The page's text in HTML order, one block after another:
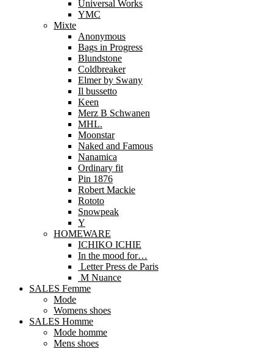
Universal Works
YMC
Mixte
Anonymous
Bags in Progress
Blundstone
Coldbreaker
Elmer by Swany
Il bussetto
Keen
Merz B Schwanen
MHL.
Moonstar
Naked and Famous
Nanamica
Ordinary fit
Pin 1876
Robert Mackie
Rototo
Snowpeak
Y
HOMEWARE
ICHIKO ICHIE
In the mood for…
Letter Press de Paris
M Nuance
SALES Femme
Mode
Womens shoes
SALES Homme
Mode homme
Mens shoes